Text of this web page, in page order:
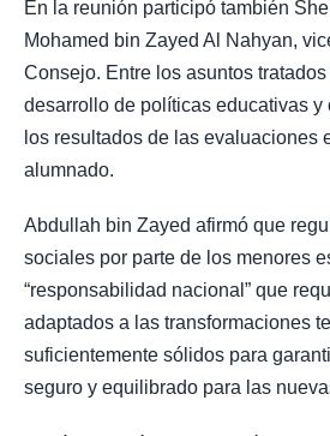
En la reunión participó también
Mohamed bin Zayed Al Nahyan,
Consejo. Entre los asuntos
desarrollo de políticas educativas y
los resultados de las evaluaciones
alumnado.
Abdullah bin Zayed afirmó que
sociales por parte de los menores
“responsabilidad nacional” que
adaptados a las transformaciones
suficientemente sólidos para
seguro y equilibrado para las